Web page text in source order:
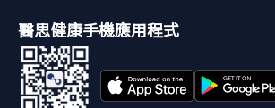
醫思健康手機應用程式